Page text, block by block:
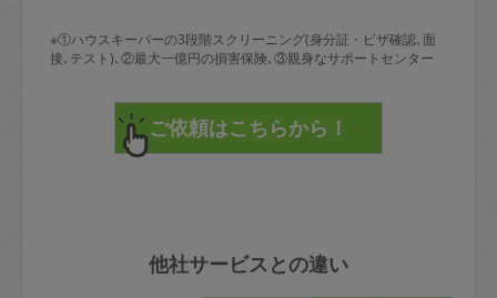
※①ハウスキーパーの3段階スクリーニング(身分証・ビザ確認､面
接､テスト)､②最大一億円の損害保険､③親身なサポートセンター
他社サービスとの違い